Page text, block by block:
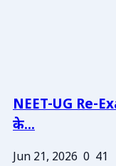
NEET-UG Re-
के...
Jun 21, 2026 0 41